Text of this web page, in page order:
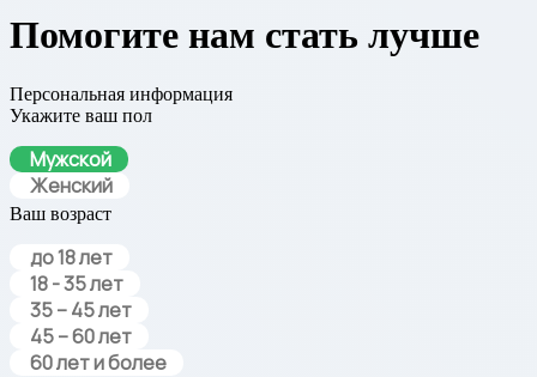
Помогите нам стать лучше
Персональная информация
Укажите ваш пол
Мужской
Женский
Ваш возраст
до 18 лет
18 - 35 лет
35 – 45 лет
45 – 60 лет
60 лет и более